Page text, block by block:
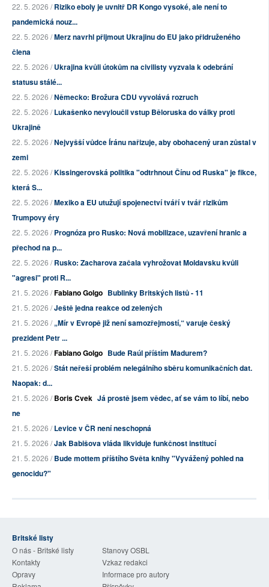
22. 5. 2026 /Riziko eboly je uvnitř DR Kongo vysoké, ale není to
pandemická nouz...
22. 5. 2026 /Merz navrhl přijmout Ukrajinu do EU jako přidruženého
člena
22. 5. 2026 /Ukrajina kvůli útokům na civilisty vyzvala k odebrání
statusu stálé...
22. 5. 2026 /Německo: Brožura CDU vyvolává rozruch
22. 5. 2026 /Lukašenko nevyloučil vstup Běloruska do války proti
Ukrajině
22. 5. 2026 /Nejvyšší vůdce Íránu nařizuje, aby obohacený uran zůstal v
zemi
22. 5. 2026 /Kissingerovská politika "odtrhnout Čínu od Ruska" je fikce,
která S...
22. 5. 2026 /Mexiko a EU utužují spojenectví tváří v tvář rizikům
Trumpovy éry
22. 5. 2026 /Prognóza pro Rusko: Nová mobilizace, uzavření hranic a
přechod na p...
22. 5. 2026 /Rusko: Zacharova začala vyhrožovat Moldavsku kvůli
"agresi" proti R...
21. 5. 2026 /Fabiano Golgo Bublinky Britských listů - 11
21. 5. 2026 /Ještě jedna reakce od zelených
21. 5. 2026 /„Mír v Evropě již není samozřejmostí,“ varuje český
prezident Petr ...
21. 5. 2026 /Fabiano Golgo Bude Raúl příštím Madurem?
21. 5. 2026 /Stát neřeší problém nelegálního sběru komunikačních dat.
Naopak: d...
21. 5. 2026 /Boris Cvek Já prostě jsem vědec, ať se vám to líbí, nebo
ne
21. 5. 2026 /Levice v ČR není neschopná
21. 5. 2026 /Jak Babišova vláda likviduje funkčnost institucí
21. 5. 2026 /Bude mottem příštího Světa knihy "Vyvážený pohled na
genocidu?"
Britské listy
O nás - Britské listy
Stanovy OSBL
Kontakty
Vzkaz redakci
Opravy
Informace pro autory